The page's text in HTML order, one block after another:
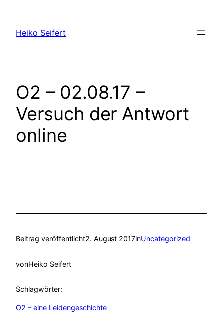
springen
Heiko Seifert
O2 – 02.08.17 –
Versuch der Antwort
online
Beitrag veröffentlicht2. August 2017inUncategorized
vonHeiko Seifert
Schlagwörter:
O2 – eine Leidengeschichte